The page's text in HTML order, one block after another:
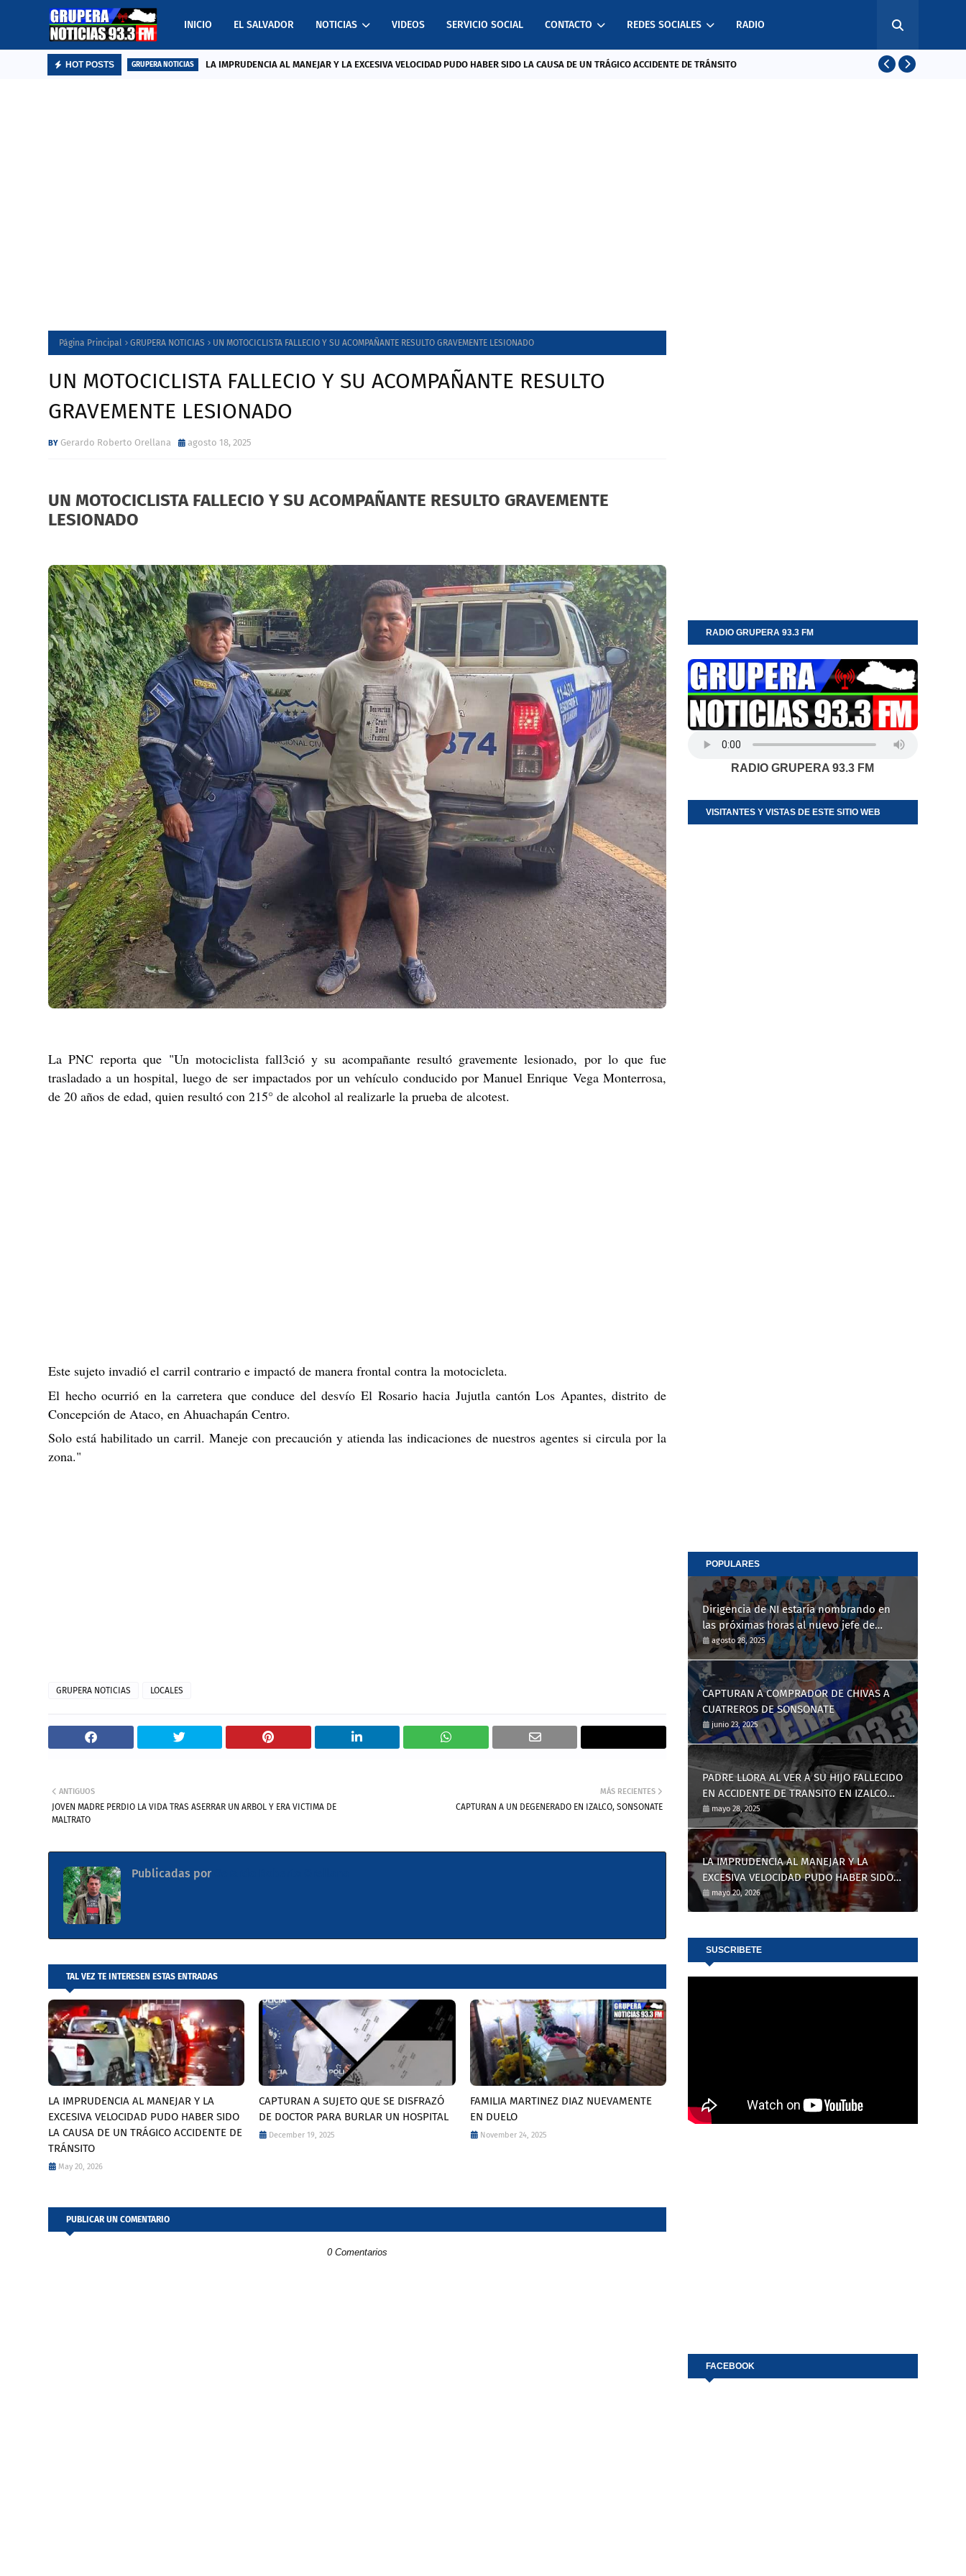
INICIO EL SALVADOR NOTICIAS VIDEOS SERVICIO SOCIAL CONTACTO REDES SOCIALES RADIO
HOT POSTS GRUPERA NOTICIAS LA IMPRUDENCIA AL MANEJAR Y LA EXCESIVA VELOCIDAD PUDO HABER SIDO LA CAUSA DE UN TRÁGICO ACCIDENTE DE TRÁNSITO
Página Principal GRUPERA NOTICIAS UN MOTOCICLISTA FALLECIO Y SU ACOMPAÑANTE RESULTO GRAVEMENTE LESIONADO
UN MOTOCICLISTA FALLECIO Y SU ACOMPAÑANTE RESULTO
GRAVEMENTE LESIONADO
Gerardo Roberto Orellana agosto 18, 2025
UN MOTOCICLISTA FALLECIO Y SU ACOMPAÑANTE RESULTO GRAVEMENTE
LESIONADO
La PNC reporta que "Un motociclista fall3ció y su acompañante resultó gravemente lesionado, por lo que fue
trasladado a un hospital, luego de ser impactados por un vehículo conducido por Manuel Enrique Vega Monterrosa,
de 20 años de edad, quien resultó con 215° de alcohol al realizarle la prueba de alcotest.
Este sujeto invadió el carril contrario e impactó de manera frontal contra la motocicleta.
El hecho ocurrió en la carretera que conduce del desvío El Rosario hacia Jujutla cantón Los Apantes, distrito de
Concepción de Ataco, en Ahuachapán Centro.
Solo está habilitado un carril. Maneje con precaución y atienda las indicaciones de nuestros agentes si circula por la
zona."
GRUPERA NOTICIAS LOCALES
MÁS RECIENTES
CAPTURAN A UN DEGENERADO EN IZALCO, SONSONATE
ANTIGUOS
JOVEN MADRE PERDIO LA VIDA TRAS ASERRAR UN ARBOL Y ERA VICTIMA DE
MALTRATO
Publicadas por
TAL VEZ TE INTERESEN ESTAS ENTRADAS
LA IMPRUDENCIA AL MANEJAR Y LA
EXCESIVA VELOCIDAD PUDO HABER SIDO
LA CAUSA DE UN TRÁGICO ACCIDENTE DE
TRÁNSITO
May 20, 2026
CAPTURAN A SUJETO QUE SE DISFRAZÓ
DE DOCTOR PARA BURLAR UN HOSPITAL
December 19, 2025
FAMILIA MARTINEZ DIAZ NUEVAMENTE
EN DUELO
November 24, 2025
PUBLICAR UN COMENTARIO
0 Comentarios
RADIO GRUPERA 93.3 FM
RADIO GRUPERA 93.3 FM
VISITANTES Y VISTAS DE ESTE SITIO WEB
POPULARES
Dirigencia de NI estaría nombrando en
las próximas horas al nuevo jefe de
distrito de Nahuizalco
agosto 28, 2025
CAPTURAN A COMPRADOR DE CHIVAS A
CUATREROS DE SONSONATE
junio 23, 2025
PADRE LLORA AL VER A SU HIJO FALLECIDO
EN ACCIDENTE DE TRANSITO EN IZALCO
SONSONATE
mayo 28, 2025
LA IMPRUDENCIA AL MANEJAR Y LA
EXCESIVA VELOCIDAD PUDO HABER SIDO
LA CAUSA DE UN TRÁGICO ACCIDENTE DE
TRÁNSITO
mayo 20, 2026
SUSCRIBETE
FACEBOOK